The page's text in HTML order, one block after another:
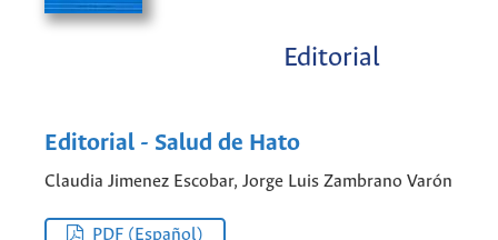
Editorial
Editorial - Salud de Hato
Claudia Jimenez Escobar, Jorge Luis Zambrano Varón
PDF (Español)